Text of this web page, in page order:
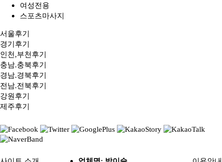
여성전용
스포츠마사지
서울후기
경기후기
인천,부천후기
충남.충북후기
경남.경북후기
전남.전북후기
강원후기
제주후기